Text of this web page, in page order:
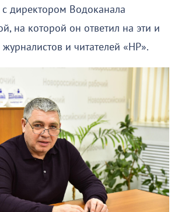
директором Водоканала
на которой он ответил на эти и
и читателей «НР».